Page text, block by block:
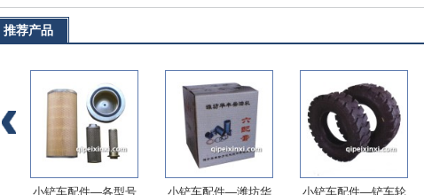
推荐产品
小铲车配件—各型号 小铲车配件—潍坊华 小铲车配件—铲车轮